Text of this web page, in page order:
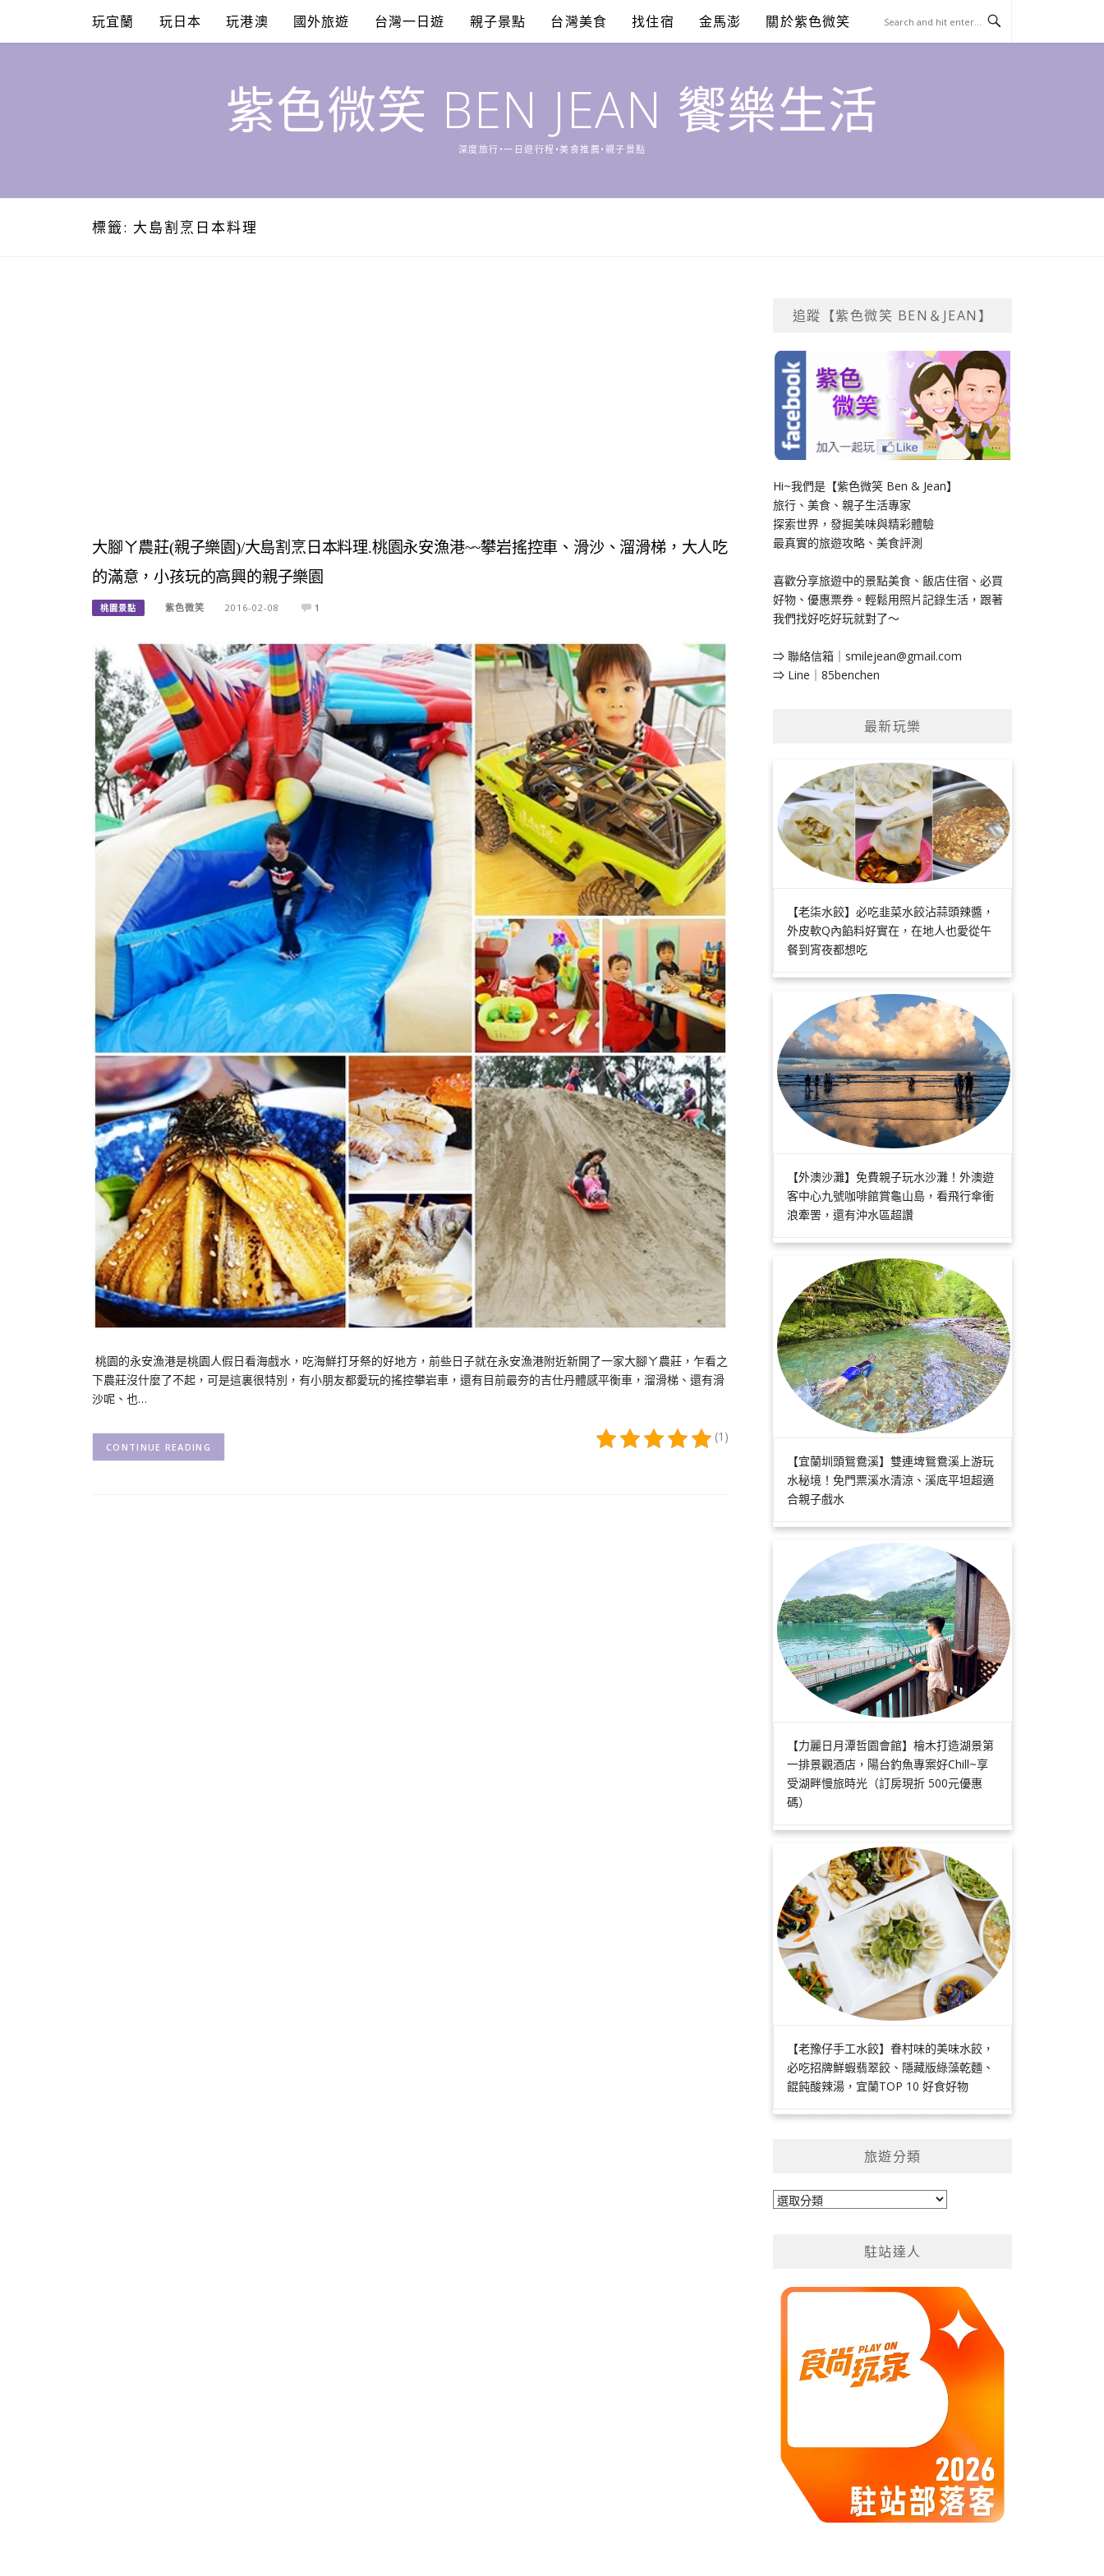
content
玩宜蘭 玩日本 玩港澳 國外旅遊 台灣一日遊 親子景點 台灣美食 找住宿 金馬澎 關於紫色微笑
紫色微笑 BEN JEAN 饗樂生活
深度旅行•一日遊行程•美食推薦•親子景點
標籤: 大島割烹日本料理
大腳ㄚ農莊(親子樂園)/大島割烹日本料理.桃園永安漁港~~攀岩搖控車、滑沙、溜滑梯，大人吃
的滿意，小孩玩的高興的親子樂園
桃園景點 紫色微笑 2016-02-08 1
桃園的永安漁港是桃園人假日看海戲水，吃海鮮打牙祭的好地方，前些日子就在永安漁港附近新開了一家大腳ㄚ農莊，乍看之
下農莊沒什麼了不起，可是這裏很特別，有小朋友都愛玩的搖控攀岩車，還有目前最夯的吉仕丹體感平衡車，溜滑梯、還有滑
沙呢、也…
(1)
CONTINUE READING
追蹤【紫色微笑 BEN＆JEAN】
Hi~我們是【紫色微笑 Ben & Jean】
旅行、美食、親子生活專家
探索世界，發掘美味與精彩體驗
最真實的旅遊攻略、美食評測
喜歡分享旅遊中的景點美食、飯店住宿、必買
好物、優惠票券。輕鬆用照片記錄生活，跟著
我們找好吃好玩就對了～
⇒ 聯絡信箱｜ smilejean@gmail.com
⇒ Line｜85benchen
最新玩樂
【老柒水餃】必吃韭菜水餃沾蒜頭辣醬，
外皮軟Q內餡料好實在，在地人也愛從午
餐到宵夜都想吃
【外澳沙灘】免費親子玩水沙灘！外澳遊
客中心九號咖啡館賞龜山島，看飛行傘衝
浪牽罟，還有沖水區超讚
【宜蘭圳頭鴛鴦溪】雙連埤鴛鴦溪上游玩
水秘境！免門票溪水清涼、溪底平坦超適
合親子戲水
【力麗日月潭哲園會館】檜木打造湖景第
一排景觀酒店，陽台釣魚專案好Chill~享
受湖畔慢旅時光（訂房現折 500元優惠
碼）
【老豫仔手工水餃】眷村味的美味水餃，
必吃招牌鮮蝦翡翠餃、隱藏版綠藻乾麵、
餛飩酸辣湯，宜蘭TOP 10 好食好物
旅遊分類
旅
駐站達人